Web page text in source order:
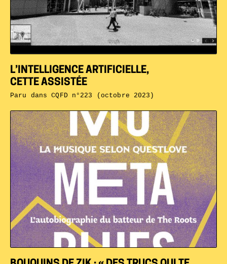
L’INTELLIGENCE ARTIFICIELLE,
CETTE ASSISTÉE
Paru dansCQFD n°223 (octobre 2023)